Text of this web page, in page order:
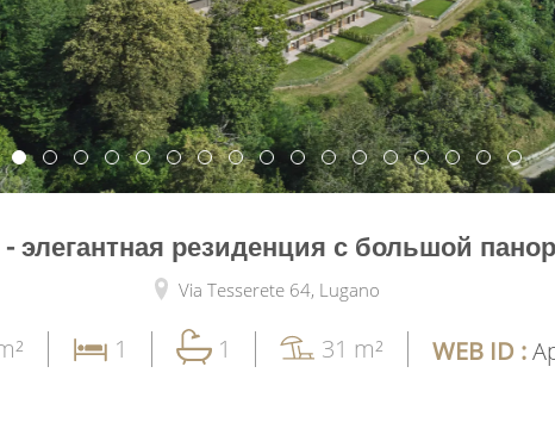
элегантная резиденция с большой
Via Tesserete 64, Lugano
1 1 31 m² WEB ID :